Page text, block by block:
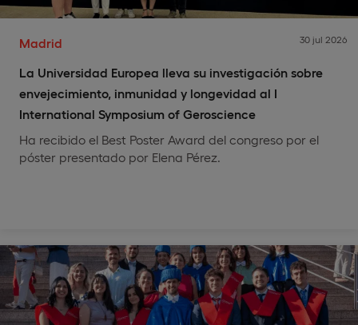
Madrid
La Universidad Europea lleva su investigación sobre
envejecimiento, inmunidad y longevidad al I
International Symposium of Geroscience
30 jul 2026
Ha recibido el Best Poster Award del congreso por el
póster presentado por Elena Pérez.